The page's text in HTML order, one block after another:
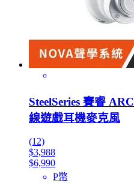
SteelSeries 賽睿
線遊戲耳機麥克風
(12)
$3,988
$6,990
P幣